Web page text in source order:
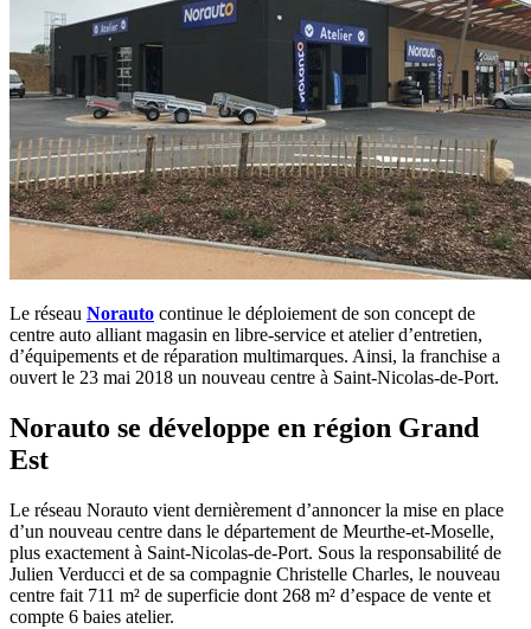
Le réseau Norauto continue le déploiement de son concept de
centre auto alliant magasin en libre-service et atelier d’entretien,
d’équipements et de réparation multimarques. Ainsi, la franchise a
ouvert le 23 mai 2018 un nouveau centre à Saint-Nicolas-de-Port.
Norauto se développe en région Grand
Est
Le réseau Norauto vient dernièrement d’annoncer la mise en place
d’un nouveau centre dans le département de Meurthe-et-Moselle,
plus exactement à Saint-Nicolas-de-Port. Sous la responsabilité de
Julien Verducci et de sa compagnie Christelle Charles, le nouveau
centre fait 711 m² de superficie dont 268 m² d’espace de vente et
compte 6 baies atelier.